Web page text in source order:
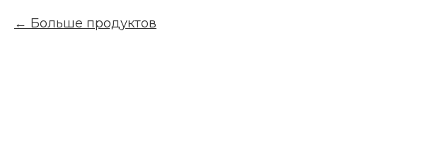
Больше продуктов